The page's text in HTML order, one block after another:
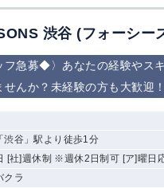
渋谷 (フォーシー
フ急募◆〉あなたの経験やス
んか？未経験の方も大歓迎！
渋谷」駅より徒歩1分
[社]週休制 ※週休2日制可 [ア]曜日
クラ
麻布
大山
高円寺
品川
多摩センター
西葛西
葛西